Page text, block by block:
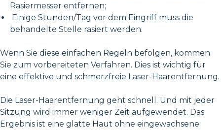
Rasiermesser entfernen;
Einige Stunden/Tag vor dem Eingriff muss die
behandelte Stelle rasiert werden.
Wenn Sie diese einfachen Regeln befolgen, kommen
Sie zum vorbereiteten Verfahren. Dies ist wichtig für
eine effektive und schmerzfreie Laser-Haarentfernung.
Die Laser-Haarentfernung geht schnell. Und mit jeder
Sitzung wird immer weniger Zeit aufgewendet. Das
Ergebnis ist eine glatte Haut ohne eingewachsene